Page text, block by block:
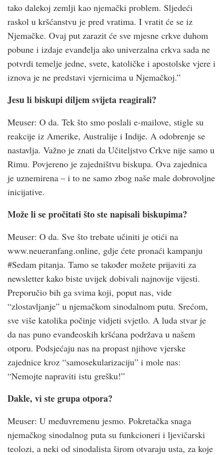
tako dalekoj zemlji kao njemački problem. Sljedeći
raskol u kršćanstvu je pred vratima. I vratit će se iz
Njemačke. Ovaj put zarazit će sve mjesne crkve duhom
pobune i izdaje evanđelja ako univerzalna crkva sada ne
potvrdi temelje jedne, svete, katoličke i apostolske vjere i
iznova je ne predstavi vjernicima u Njemačkoj.”
Jesu li biskupi diljem svijeta reagirali?
Meuser: O da. Tek što smo poslali e-mailove, stigle su
reakcije iz Amerike, Australije i Indije. A odobrenje se
nastavlja. Važno je znati da Učiteljstvo Crkve nije samo u
Rimu. Povjereno je zajedništvu biskupa. Ova zajednica
je uznemirena – i to ne samo zbog naše male dobrovoljne
inicijative.
Može li se pročitati što ste napisali biskupima?
Meuser: O da. Sve što trebate učiniti je otići na
www.neueranfang.online, gdje ćete pronaći kampanju
#Sedam pitanja. Tamo se također možete prijaviti za
newsletter kako biste uvijek dobivali najnovije vijesti.
Preporučio bih ga svima koji, poput nas, vide
“zlostavljanje” u njemačkom sinodalnom putu. Srećom,
sve više katolika počinje vidjeti svjetlo. A luda stvar je
da nas puno evanđeoskih kršćana podržava u našem
otporu. Podsjećaju nas na propast njihove vjerske
zajednice kroz “samosekularizaciju” i mole nas:
“Nemojte napraviti istu grešku!”
Dakle, vi ste grupa otpora?
Meuser: U međuvremenu jesmo. Pokretačka snaga
njemačkog sinodalnog puta su funkcioneri i ljevičarski
teolozi, a neki od sinodalista širom otvaraju usta, za koje